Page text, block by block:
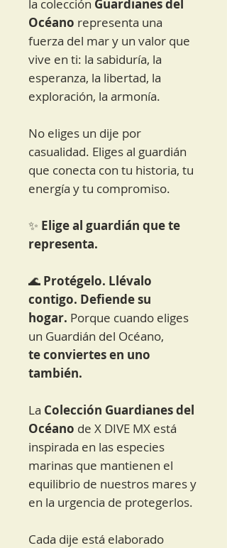
la colección Guardianes del
Océano representa una
fuerza del mar y un valor que
vive en ti: la sabiduría, la
esperanza, la libertad, la
exploración, la armonía.
No eliges un dije por
casualidad. Eliges al guardián
que conecta con tu historia, tu
energía y tu compromiso.
✨ Elige al guardián que te
representa.
🌊 Protégelo. Llévalo
contigo. Defiende su
hogar. Porque cuando eliges
un Guardián del Océano,
te conviertes en uno
también.
La Colección Guardianes del
Océano de X DIVE MX está
inspirada en las especies
marinas que mantienen el
equilibrio de nuestros mares y
en la urgencia de protegerlos.
Cada dije está elaborado